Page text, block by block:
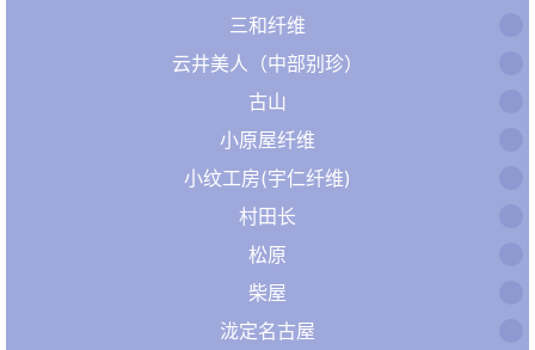
三和纤维
云井美人（中部别珍）
古山
小原屋纤维
小纹工房(宇仁纤维)
村田长
松原
柴屋
泷定名古屋